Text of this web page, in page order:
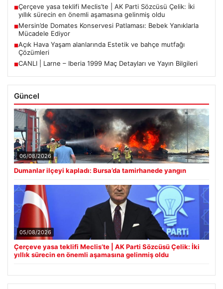
■Çerçeve yasa teklifi Meclis’te | AK Parti Sözcüsü Çelik: İki
yıllık sürecin en önemli aşamasına gelinmiş oldu
■Mersin’de Domates Konservesi Patlaması: Bebek Yanıklarla
Mücadele Ediyor
■Açık Hava Yaşam alanlarında Estetik ve bahçe mutfağı
Çözümleri
■CANLI | Larne – Iberia 1999 Maç Detayları ve Yayın Bilgileri
Güncel
06/08/2026
Dumanlar ilçeyi kapladı: Bursa’da tamirhanede yangın
05/08/2026
Çerçeve yasa teklifi Meclis’te | AK Parti Sözcüsü Çelik: İki
yıllık sürecin en önemli aşamasına gelinmiş oldu